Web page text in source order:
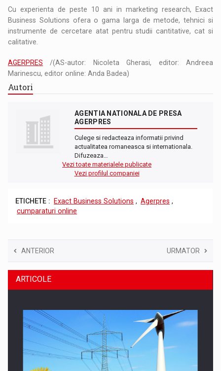
Cu experienta de peste 10 ani in marketing research, Exact
Business Solutions ofera o gama larga de metode, tehnici si
instrumente de cercetare atat pentru studii cantitative, cat si
calitative.
AGERPRES /(AS-autor: Nicoleta Gherasi, editor: Andreea
Marinescu, editor online: Anda Badea)
Autori
AGENTIA NATIONALA DE PRESA
AGERPRES
Culege si redacteaza informatii privind
actualitatea romaneasca si internationala.
Difuzeaza…
Vezi toate materialele publicate
Vezi profilul companiei
ETICHETE : Exact Business Solutions , Agerpres ,
cumparaturi online
ANTERIOR URMATOR
ARTICOLE